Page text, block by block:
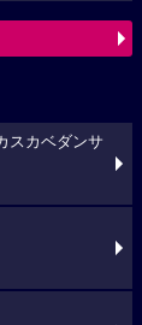
スカベダンサ